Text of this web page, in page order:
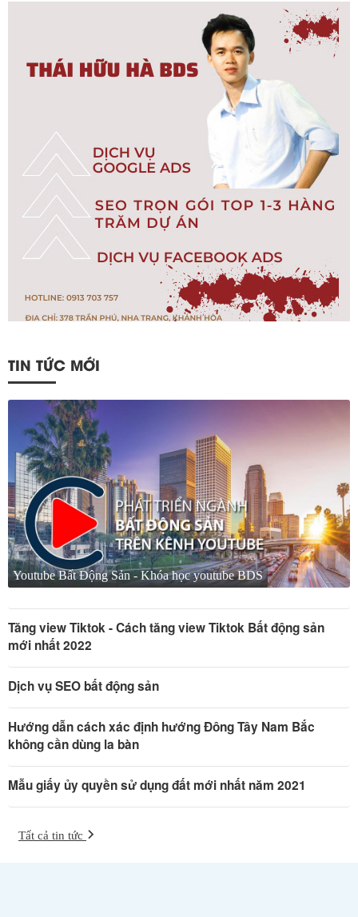
TIN TỨC MỚI
Youtube Bất Động Sản - Khóa học youtube BDS
Tăng view Tiktok - Cách tăng view Tiktok Bất động sản
mới nhất 2022
Dịch vụ SEO bất động sản
Hướng dẫn cách xác định hướng Đông Tây Nam Bắc
không cần dùng la bàn
Mẫu giấy ủy quyền sử dụng đất mới nhất năm 2021
Tất cả tin tức